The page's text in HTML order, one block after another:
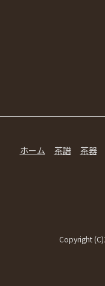
ホーム 茶譜 茶器
Copyright